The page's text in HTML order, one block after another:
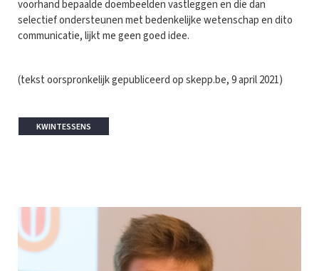
voorhand bepaalde doembeelden vastleggen en die dan
selectief ondersteunen met bedenkelijke wetenschap en dito
communicatie, lijkt me geen goed idee.
(tekst oorspronkelijk gepubliceerd op skepp.be, 9 april 2021)
KWINTESSENS